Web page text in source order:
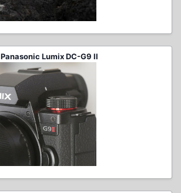
Panasonic Lumix DC-G9 II